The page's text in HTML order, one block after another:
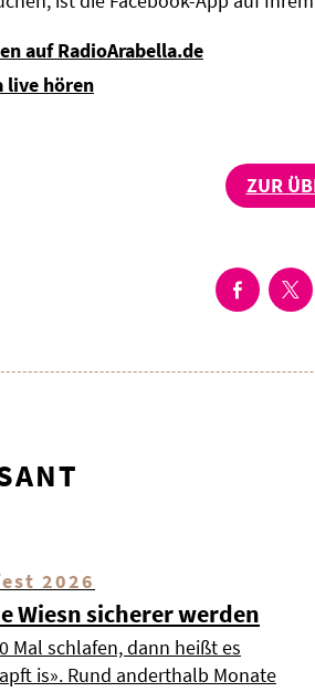
auf RadioArabella.de
live hören
ZUR
2026
Wiesn sicherer werden
Mal schlafen, dann heißt es
is». Rund anderthalb Monate